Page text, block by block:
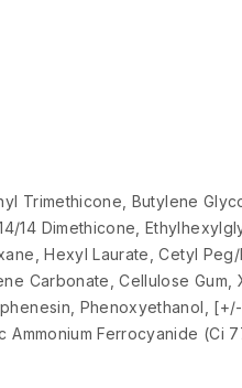
Trimethicone, Butylene
14 Dimethicone,
Hexyl Laurate, Cetyl Peg/
Carbonate, Cellulose Gum,
Phenoxyethanol,
Ferrocyanide (Ci